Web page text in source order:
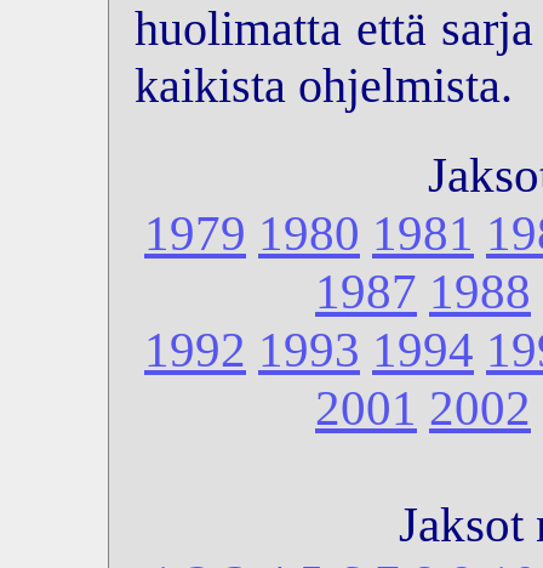
huolimatta että
kaikista ohjelmista.
1979 1980 1981
1987 1988
1992 1993 1994
2001 2002
Jaksot